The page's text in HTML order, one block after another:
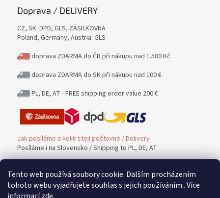
Tento web používá soubory cookie. Dalším procházením
tohoto webu vyjadřujete souhlas s jejich používáním.. Více
Doprava / DELIVERY
CZ, SK: DPD, GLS, ZÁSILKOVNA
Poland, Germany, Austria: GLS
doprava ZDARMA do ČR při nákupu nad 1.500 Kč
doprava ZDARMA do SK při nákupu nad 100 €
PL, DE, AT - FREE shipping order value 200 €
Jak posíláme a kolik stojí poštovné / Delivery
Posíláme i na Slovensko / Shipping to PL, DE, AT
Platba / PAYMENT